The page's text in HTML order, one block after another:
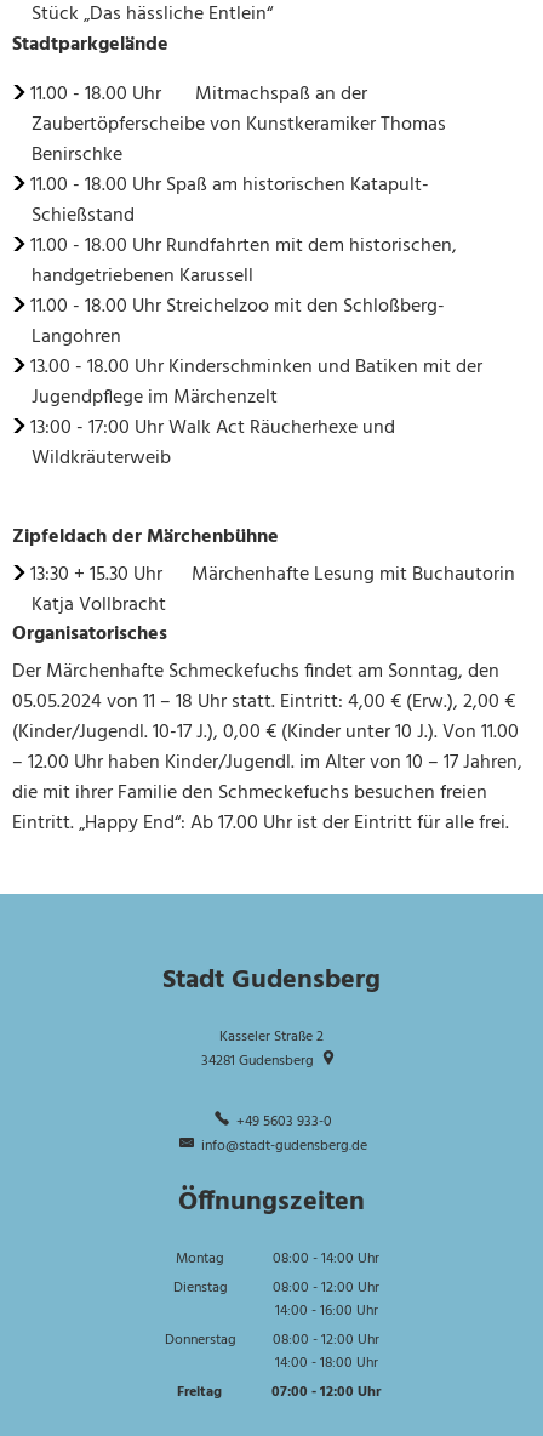
Stück „Das hässliche Entlein“
Stadtparkgelände
11.00 - 18.00 Uhr Mitmachspaß an der
Zaubertöpferscheibe von Kunstkeramiker Thomas
Benirschke
11.00 - 18.00 Uhr Spaß am historischen Katapult-
Schießstand
11.00 - 18.00 Uhr Rundfahrten mit dem historischen,
handgetriebenen Karussell
11.00 - 18.00 Uhr Streichelzoo mit den Schloßberg-
Langohren
13.00 - 18.00 Uhr Kinderschminken und Batiken mit der
Jugendpflege im Märchenzelt
13:00 - 17:00 Uhr Walk Act Räucherhexe und
Wildkräuterweib
Zipfeldach der Märchenbühne
13:30 + 15.30 Uhr Märchenhafte Lesung mit Buchautorin
Katja Vollbracht
Organisatorisches
Der Märchenhafte Schmeckefuchs findet am Sonntag, den
05.05.2024 von 11 – 18 Uhr statt. Eintritt: 4,00 € (Erw.), 2,00 €
(Kinder/Jugendl. 10-17 J.), 0,00 € (Kinder unter 10 J.). Von 11.00
– 12.00 Uhr haben Kinder/Jugendl. im Alter von 10 – 17 Jahren,
die mit ihrer Familie den Schmeckefuchs besuchen freien
Eintritt. „Happy End“: Ab 17.00 Uhr ist der Eintritt für alle frei.
Stadt Gudensberg
Kasseler Straße 2
34281 Gudensberg
+49 5603 933-0
info@stadt-gudensberg.de
Öffnungszeiten
Montag 08:00 -14:00 Uhr
Von 08:00 bis 14:00 Uhr
Dienstag 08:00 -12:00 Uhr
Von 08:00 bis 12:00 Uhr
14:00 -16:00 Uhr
Von 14:00 bis 16:00 Uhr
Donnerstag 08:00 -12:00 Uhr
Von 08:00 bis 12:00 Uhr
14:00 -18:00 Uhr
Von 14:00 bis 18:00 Uhr
Freitag 07:00 -12:00 Uhr